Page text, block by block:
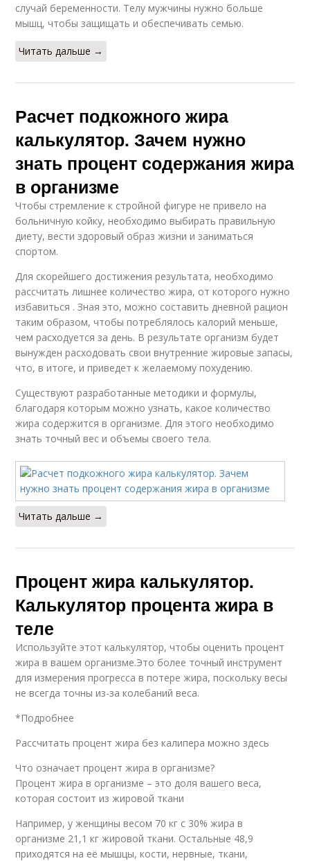
случай беременности. Телу мужчины нужно больше
мышц, чтобы защищать и обеспечивать семью.
Читать дальше →
Расчет подкожного жира
калькулятор. Зачем нужно
знать процент содержания жира
в организме
Чтобы стремление к стройной фигуре не привело на
больничную койку, необходимо выбирать правильную
диету, вести здоровый образ жизни и заниматься
спортом.
Для скорейшего достижения результата, необходимо
рассчитать лишнее количество жира, от которого нужно
избавиться . Зная это, можно составить дневной рацион
таким образом, чтобы потреблялось калорий меньше,
чем расходуется за день. В результате организм будет
вынужден расходовать свои внутренние жировые запасы,
что, в итоге, и приведет к желаемому похудению.
Существуют разработанные методики и формулы,
благодаря которым можно узнать, какое количество
жира содержится в организме. Для этого необходимо
знать точный вес и объемы своего тела.
Читать дальше →
Процент жира калькулятор.
Калькулятор процента жира в
теле
Используйте этот калькулятор, чтобы оценить процент
жира в вашем организме.Это более точный инструмент
для измерения прогресса в потере жира, поскольку весы
не всегда точны из-за колебаний веса.
*Подробнее
Рассчитать процент жира без калипера можно здесь
Что означает процент жира в организме?
Процент жира в организме – это доля вашего веса,
которая состоит из жировой ткани
Например, у женщины весом 70 кг с 30% жира в
организме 21,1 кг жировой ткани. Остальные 48,9
приходятся на её мышцы, кости, нервные, ткани,